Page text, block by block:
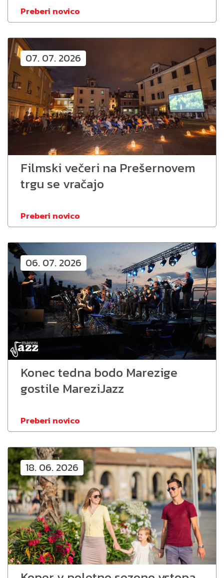
Preberi novico
07. 07. 2026
Filmski večeri na Prešernovem
trgu se vračajo
Preberi novico
06. 07. 2026
Konec tedna bodo Marezige
gostile MareziJazz
Preberi novico
18. 06. 2026